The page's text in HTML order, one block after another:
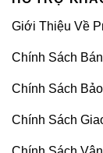
sắc nét mà
an toàn,
Vietmap V5:
Giới Thiệu Về
Chính Sách
Chính Sách
Chính Sách